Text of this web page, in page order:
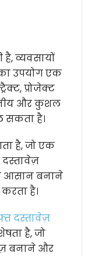
व्यवसायों
उपयोग एक
प्रोजेक्ट
और कुशल
सकता है।
है, जो एक
आसान बनाने
है।
दस्तावेज़
है, जो
बनाने और